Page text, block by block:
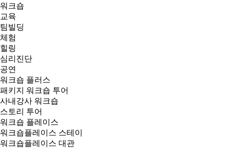
워크숍
교육
팀빌딩
체험
힐링
심리진단
공연
워크숍 플러스
패키지 워크숍 투어
사내강사 워크숍
스토리 투어
워크숍 플레이스
워크숍플레이스 스테이
워크숍플레이스 대관